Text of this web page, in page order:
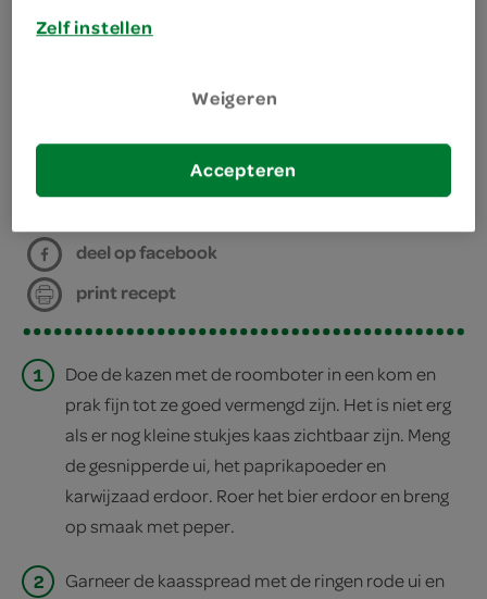
bereiden
deel op facebook
print recept
1
Doe de kazen met de roomboter in een kom en
prak fijn tot ze goed vermengd zijn. Het is niet erg
als er nog kleine stukjes kaas zichtbaar zijn. Meng
de gesnipperde ui, het paprikapoeder en
karwijzaad erdoor. Roer het bier erdoor en breng
op smaak met peper.
2
Garneer de kaasspread met de ringen rode ui en
Zelf instellen
Weigeren
Accepteren